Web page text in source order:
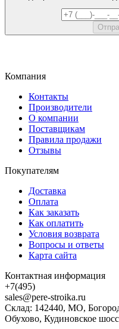
Компания
Контакты
Производители
О компании
Поставщикам
Правила продажи
Отзывы
Покупателям
Доставка
Оплата
Как заказать
Как оплатить
Условия возврата
Вопросы и ответы
Карта сайта
Контактная информация
+7(495)
sales@pere-stroika.ru
Склад: 142440, МО,
Обухово, Кудиновское